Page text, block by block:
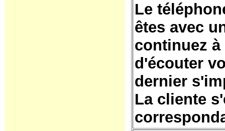
Le
êtes avec
continuez
d'écouter
dernier
La cliente